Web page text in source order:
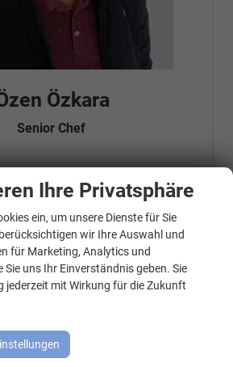
Özkara
Senior Chef
07181 - 47695 15
info@autohausrems.de
Geparkte Fahrzeuge (0)
Ihre Privatsphäre
ein, um unsere Dienste für Sie
wir Ihre Auswahl und
für Marketing, Analytics und
uns Ihr Einverständnis geben. Sie
jederzeit mit Wirkung für die Zukunft